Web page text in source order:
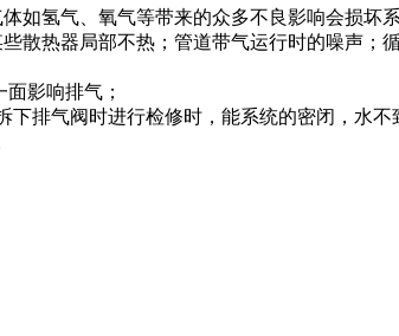
如氢气、氧气等带来的众多不良影响会损
散热器局部不热；管道带气运行时的噪声
影响排气；
排气阀时进行检修时，能系统的密闭，水不